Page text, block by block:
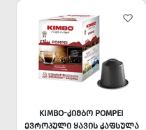
KIMBO-ᲙᲘᲛᲑᲝ POMPEI
ᲔᲕᲠᲝᲞᲣᲚᲘ ᲧᲐᲕᲘᲡ ᲙᲐᲤᲡᲣᲚᲐ